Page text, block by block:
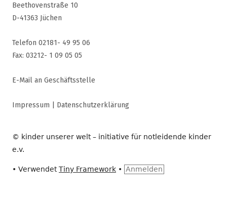
Beethovenstraße 10
D-41363 Jüchen
Telefon 02181- 49 95 06
Fax: 03212- 1 09 05 05
E-Mail an Geschäftsstelle
Impressum Datenschutzerklärung
© kinder unserer welt – initiative für notleidende kinder
e.v.
• VerwendetTiny Framework • Anmelden